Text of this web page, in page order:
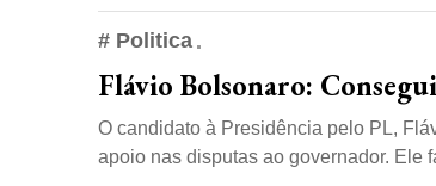
# Politica
Flávio Bolsonaro:
O candidato à Presidência pelo PL,
apoio nas disputas ao governador. Ele